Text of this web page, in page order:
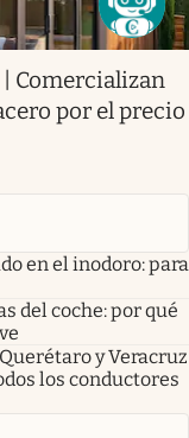
Comercializan
por el precio
en el inodoro: para
del coche: por qué
y Veracruz
los conductores